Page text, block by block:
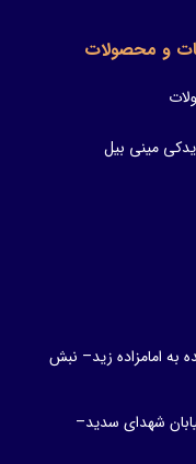
و محصولات
یدکی مینی بیل
به امامزاده زید– نبش
شهدای سدید–